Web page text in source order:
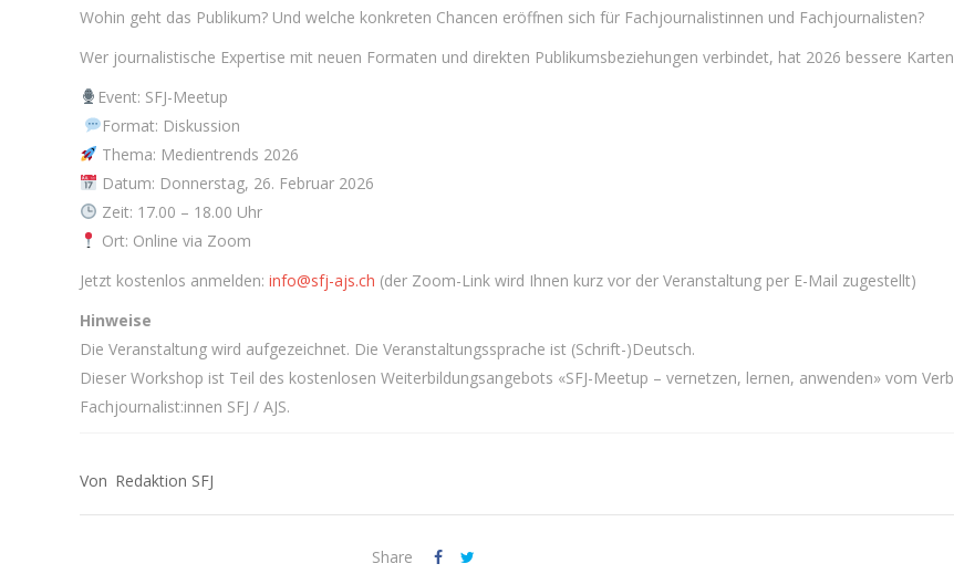
Wohin geht das Publikum? Und welche konkreten Chancen eröffnen sich für Fachjournalistinnen und Fachjournalisten?
Wer journalistische Expertise mit neuen Formaten und direkten Publikumsbeziehungen verbindet, hat 2026 bessere
Event: SFJ-Meetup
Format: Diskussion
Thema: Medientrends 2026
Datum: Donnerstag, 26. Februar 2026
Zeit: 17.00 – 18.00 Uhr
Ort: Online via Zoom
Jetzt kostenlos anmelden: info@sfj-ajs.ch (der Zoom-Link wird Ihnen kurz vor der Veranstaltung per E-Mail zugestellt)
Hinweise
Die Veranstaltung wird aufgezeichnet. Die Veranstaltungssprache ist (Schrift-)Deutsch.
Dieser Workshop ist Teil des kostenlosen Weiterbildungsangebots «SFJ-Meetup – vernetzen, lernen, anwenden» vom
Fachjournalist:innen SFJ / AJS.
Redaktion SFJ
Share